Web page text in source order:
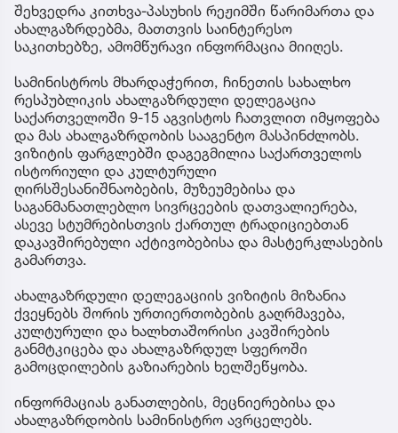
შეხვედრა კითხვა-პასუხის რეჟიმში წარიმართა და
ახალგაზრდებმა, მათთვის საინტერესო
საკითხებზე, ამომწურავი ინფორმაცია მიიღეს.
სამინისტროს მხარდაჭერით, ჩინეთის სახალხო
რესპუბლიკის ახალგაზრდული დელეგაცია
საქართველოში 9-15 აგვისტოს ჩათვლით იმყოფება
და მას ახალგაზრდობის სააგენტო მასპინძლობს.
ვიზიტის ფარგლებში დაგეგმილია საქართველოს
ისტორიული და კულტურული
ღირსშესანიშნაობების, მუზეუმებისა და
საგანმანათლებლო სივრცეების დათვალიერება,
ასევე სტუმრებისთვის ქართულ ტრადიციებთან
დაკავშირებული აქტივობებისა და მასტერკლასების
გამართვა.
ახალგაზრდული დელეგაციის ვიზიტის მიზანია
ქვეყნებს შორის ურთიერთობების გაღრმავება,
კულტურული და ხალხთაშორისი კავშირების
განმტკიცება და ახალგაზრდულ სფეროში
გამოცდილების გაზიარების ხელშეწყობა.
ინფორმაციას განათლების, მეცნიერებისა და
ახალგაზრდობის სამინისტრო ავრცელებს.